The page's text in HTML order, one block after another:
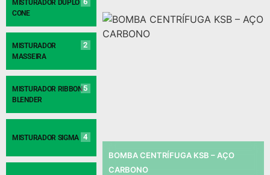
MISTURADOR DUPLO
CONE
MISTURADOR
MASSEIRA
2
MISTURADOR RIBBON
BLENDER
5
MISTURADOR SIGMA 4
BOMBA CENTRÍFUGA KSB – AÇO
CARBONO